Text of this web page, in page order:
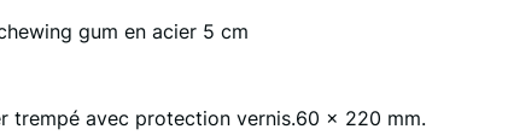
gum en acier 5 cm
trempé avec protection vernis.60 x 220 mm.